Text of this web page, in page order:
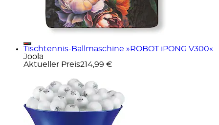
Tischtennis-Ballmaschine »ROBOT iPONG V300«
Joola
Aktueller Preis214,99 €